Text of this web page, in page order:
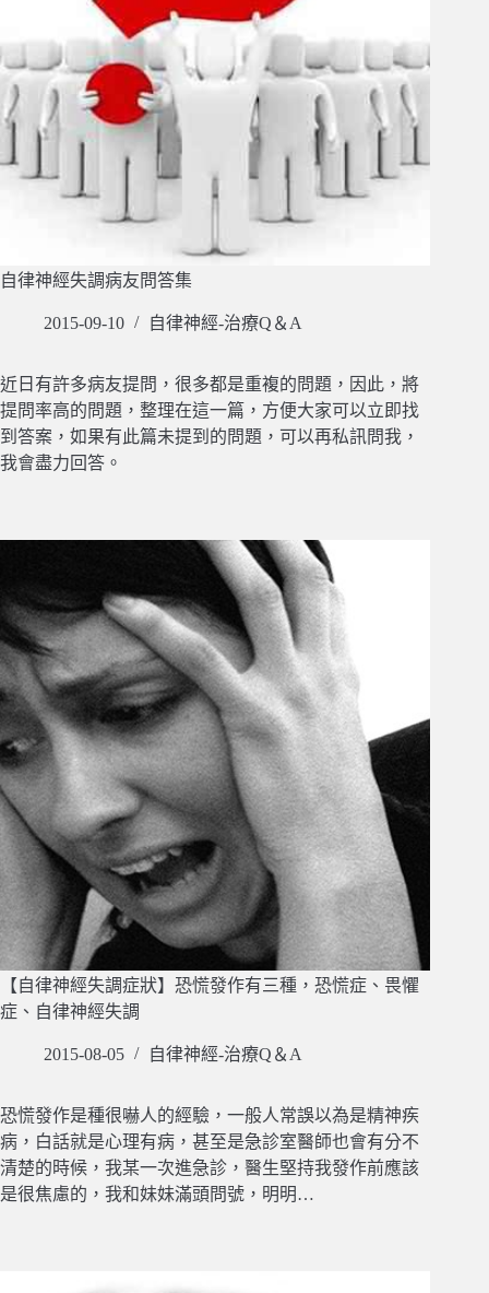
自律神經失調病友問答集
2015-09-10 自律神經-治療Q＆A
近日有許多病友提問，很多都是重複的問題，因此，將
提問率高的問題，整理在這一篇，方便大家可以立即找
到答案，如果有此篇未提到的問題，可以再私訊問我，
我會盡力回答。
【自律神經失調症狀】恐慌發作有三種，恐慌症、畏懼
症、自律神經失調
2015-08-05 自律神經-治療Q＆A
恐慌發作是種很嚇人的經驗，一般人常誤以為是精神疾
病，白話就是心理有病，甚至是急診室醫師也會有分不
清楚的時候，我某一次進急診，醫生堅持我發作前應該
是很焦慮的，我和妹妹滿頭問號，明明…